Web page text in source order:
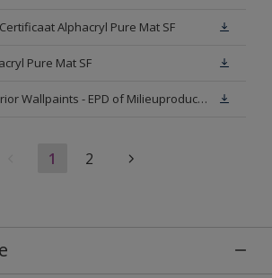
Alphacryl Pure Mat SF
Pure Mat SF
Sikkens Interior Wallpaints - EPD of Milieuproductverklaring
1 2